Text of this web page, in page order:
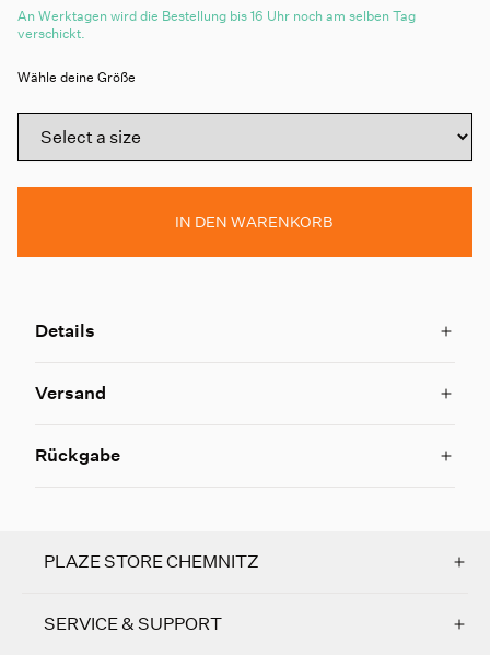
An Werktagen wird die Bestellung bis 16 Uhr noch am selben Tag
verschickt.
Wähle deine Größe
IN DEN WARENKORB
Details
Versand
Rückgabe
PLAZE STORE CHEMNITZ
SERVICE & SUPPORT